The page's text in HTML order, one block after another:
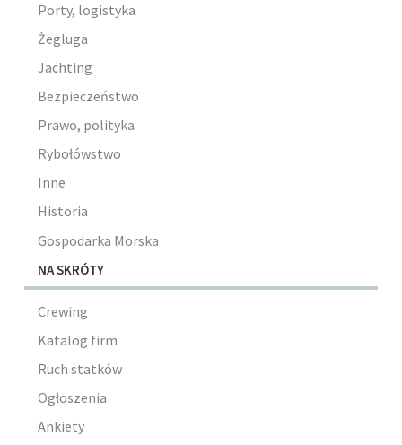
Porty, logistyka
Żegluga
Jachting
Bezpieczeństwo
Prawo, polityka
Rybołówstwo
Inne
Historia
Gospodarka Morska
NA SKRÓTY
Crewing
Katalog firm
Ruch statków
Ogłoszenia
Ankiety